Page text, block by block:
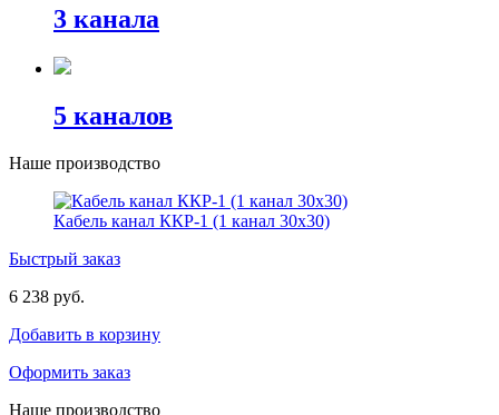
3 канала
5 каналов
Наше производство
Кабель канал ККР-1 (1 канал 30х30)
Быстрый заказ
6 238 руб.
Добавить в корзину
Оформить заказ
Наше производство